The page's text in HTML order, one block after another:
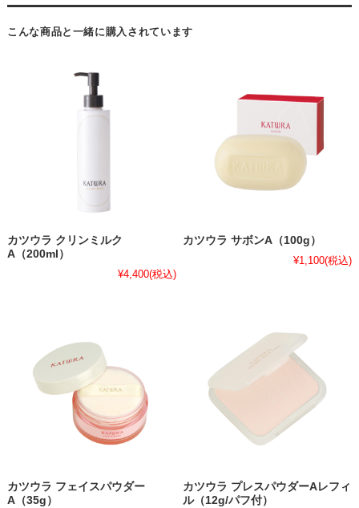
こんな商品と一緒に購入されています
カツウラ クリンミルク
A（200ml）
¥4,400(税込)
カツウラ サボンA（100g）
¥1,100(税込)
カツウラ フェイスパウダー
A（35g）
カツウラ プレスパウダーAレフィ
ル（12g/パフ付）